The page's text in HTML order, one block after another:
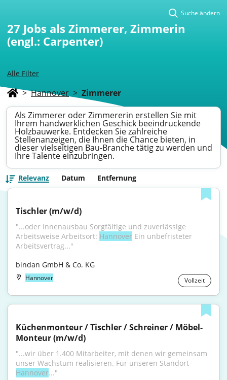
Alle Filter
Suche ändern
27 Jobs als Zimmerer, Zimmerin
(engl.: Carpenter)
> Hannover > Zimmerer
Als Zimmerer oder Zimmererin erstellen Sie mit
Ihrem handwerklichen Geschick beeindruckende
Holzbauwerke. Entdecken Sie zahlreiche
Stellenanzeigen, die Ihnen die Chance bieten, in
dieser vielseitigen Bau-Branche tätig zu werden und
Ihre Talente einzubringen.
Relevanz Datum Entfernung
Tischler (m/w/d)
"...oder Innenausbau Sorgfältige und zuverlässige
Arbeitsweise Arbeitsort: Hannover Ein unbefristeter
Arbeitsvertrag..."
bindan GmbH & Co. KG
Hannover Vollzeit
Küchenmonteur / Tischler / Schreiner / Möbel-
Monteur (m/w/d)
"...wir über 1.400 Mitarbeiter, mit denen wir gemeinsam
Hannover..."